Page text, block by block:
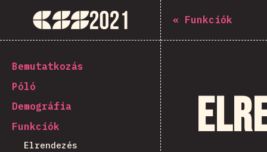
The State of CSS 2021
[hu-HU] general.back_to_intro
Bemutatkozás
Póló
Demográfia
Funkciók
Elrendezés
« Funkciók
Navigated to The State of CSS 2021